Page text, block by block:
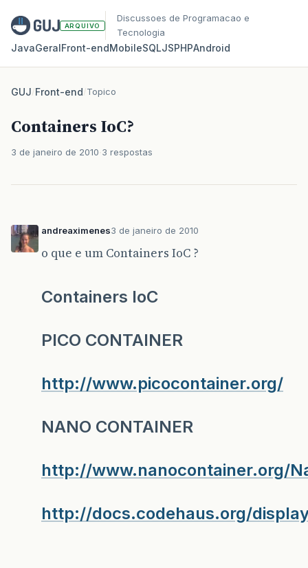
ARQUIVO
Discussoes de Programacao e
Tecnologia
JavaGeralFront‑endMobileSQLJSPHPAndroid
GUJ/Front-end/Topico
Containers IoC?
3 de janeiro de 2010 3 respostas
andreaximenes3 de janeiro de 2010
o que e um Containers IoC ?
Containers IoC
PICO CONTAINER
http://www.picocontainer.org/
NANO CONTAINER
http://www.nanocontainer.org/
http://docs.codehaus.org/